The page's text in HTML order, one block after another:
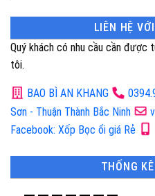
LIÊN HỆ
Quý khách có nhu cầu cần được
tôi.
BAO BÌ AN KHANG
Sơn - Thuận Thành Bắc Ninh
Facebook: Xốp Bọc ổi giá Rẻ
THỐNG